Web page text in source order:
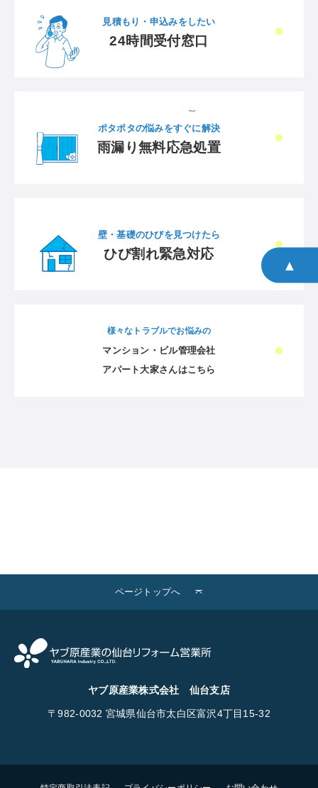
見積もり・申込みをしたい
24時間受付窓口
ポタポタの悩みをすぐに解決
雨漏り無料応急処置
壁・基礎のひびを見つけたら
ひび割れ緊急対応
様々なトラブルでお悩みの
マンション・ビル管理会社
アパート大家さんはこちら
ページトップへ
ヤブ原産業株式会社 仙台支店
〒982-0032 宮城県仙台市太白区富沢4丁目15-32
▲